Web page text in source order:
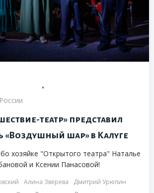
•
театр» представил
«Воздушный шар» в Калуге
хозяйке "Открытого театра" Наталье
и Ксении Панасовой!
Алина Зверева
Дмитрий Урюпин